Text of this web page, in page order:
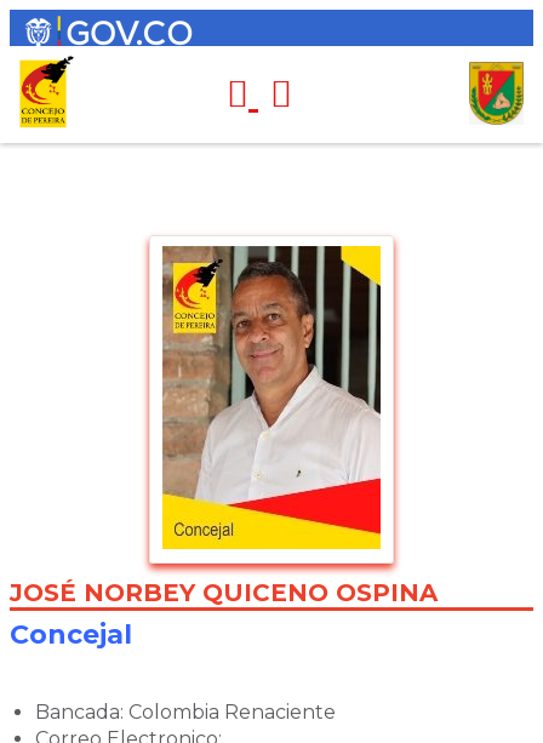
JOSÉ NORBEY QUICENO OSPINA
Concejal
Bancada: Colombia Renaciente